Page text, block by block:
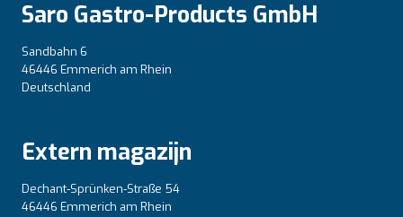
Saro Gastro-Products GmbH
Sandbahn 6
46446 Emmerich am Rhein
Deutschland
Extern magazijn
Dechant-Sprünken-Straße 54
46446 Emmerich am Rhein